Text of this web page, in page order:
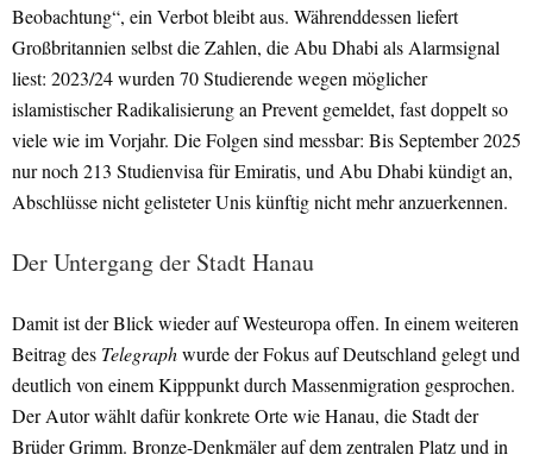
Beobachtung“, ein Verbot bleibt aus. Währenddessen liefert
Großbritannien selbst die Zahlen, die Abu Dhabi als Alarmsignal
liest: 2023/24 wurden 70 Studierende wegen möglicher
islamistischer Radikalisierung an Prevent gemeldet, fast doppelt so
viele wie im Vorjahr. Die Folgen sind messbar: Bis September 2025
nur noch 213 Studienvisa für Emiratis, und Abu Dhabi kündigt an,
Abschlüsse nicht gelisteter Unis künftig nicht mehr anzuerkennen.
Der Untergang der Stadt Hanau
Damit ist der Blick wieder auf Westeuropa offen. In einem weiteren
Beitrag des Telegraphwurde der Fokus auf Deutschland gelegt und
deutlich von einem Kipppunkt durch Massenmigration gesprochen.
Der Autor wählt dafür konkrete Orte wie Hanau, die Stadt der
Brüder Grimm. Bronze-Denkmäler auf dem zentralen Platz und in